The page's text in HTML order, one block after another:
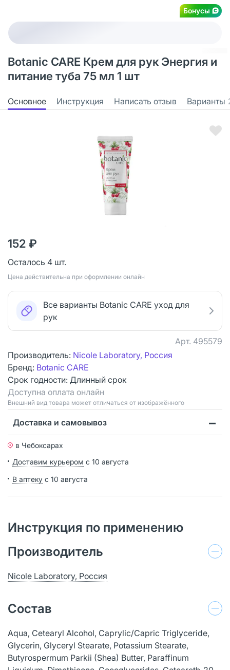
Бонусы
Botanic CARE Крем для рук Энергия и
питание туба 75 мл 1 шт
Основное Инструкция Написать отзыв Варианты
152 ₽
Осталось 4 шт.
Цена действительна при оформлении онлайн
Все варианты Botanic CARE уход для
рук
Арт. 495579
Производитель: Nicole Laboratory, Россия
Бренд: Botanic CARE
Срок годности: Длинный срок
Доступна оплата онлайн
Bнешний вид товара может отличаться от изображённого
Доставка и самовывоз
в Чебоксарах
Доставим курьером с 10 августа
В аптеку с 10 августа
Инструкция по применению
Производитель
Nicole Laboratory, Россия
Состав
Aqua, Cеtearyl Alcohol, Caprylic/Capric Triglyceride,
Glycerin, Glyceryl Stearate, Potassium Stearate,
Butyrospermum Parkii (Shea) Butter, Paraffinum